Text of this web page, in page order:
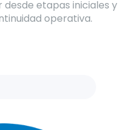
etapas iniciales y
operativa.